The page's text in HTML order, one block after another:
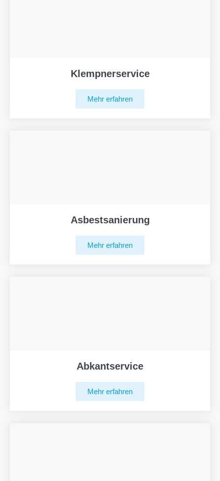
Klempnerservice
Mehr erfahren
Asbestsanierung
Mehr erfahren
Abkantservice
Mehr erfahren